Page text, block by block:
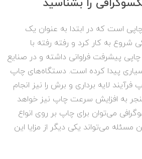
را بشناسید
است که در ابتدا به عنوان یک
به کار کرد و رفته رفته با
پیشرفت فراوانی داشته و در صنایع
پیدا کرده است. دستگاه‌های چاپ
فرآیند لایه برداری و برش را نیز انجام
به افزایش سرعت چاپ نیز خواهد
می‌توان برای چاپ بر روی انواع
مسئله می‌تواند یکی دیگر از مزایا این